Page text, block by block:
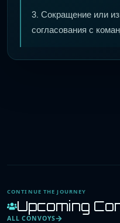
3. Сокращение или
согласования с
CONTINUE THE JOURNEY
Upcoming
ALL CONVOYS